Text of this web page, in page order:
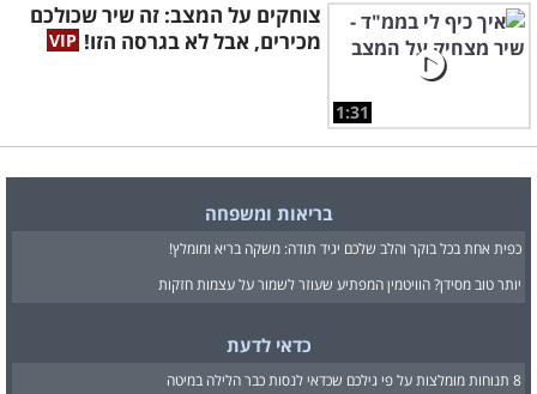
1:31
צוחקים על המצב: זה שיר שכולכם
מכירים, אבל לא בגרסה הזו!
בריאות ומשפחה
כפית אחת בכל בוקר והלב שלכם יגיד תודה: משקה בריא ומומלץ!
יותר טוב מסידן? הוויטמין המפתיע שעוזר לשמור על עצמות חזקות
כדאי לדעת
8 תנוחות מומלצות על פי גילכם שכדאי לנסות כבר הלילה במיטה